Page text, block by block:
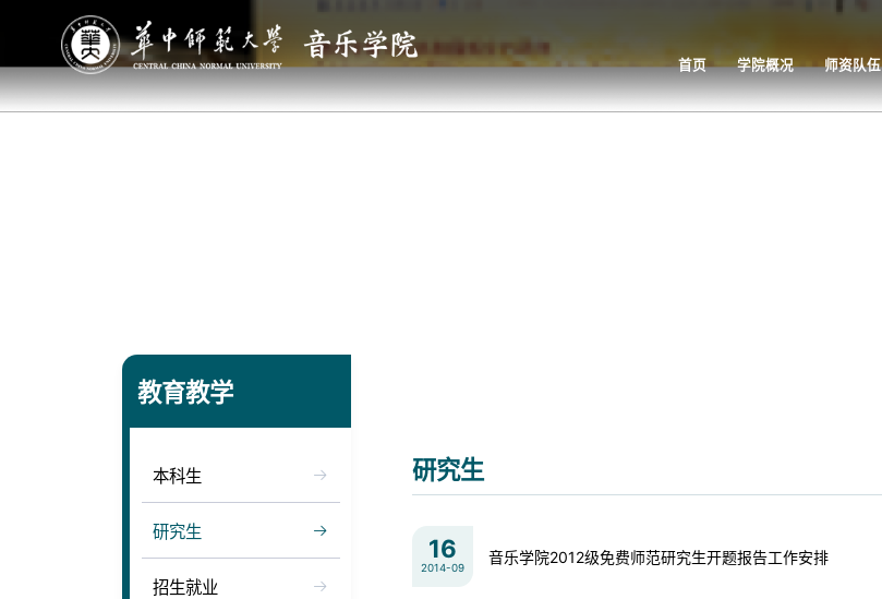
首页 学院概况 师资队伍
教育教学
本科生
研究生
招生就业
研究生
16
2014-09
音乐学院2012级免费师范研究生开题报告工作安排